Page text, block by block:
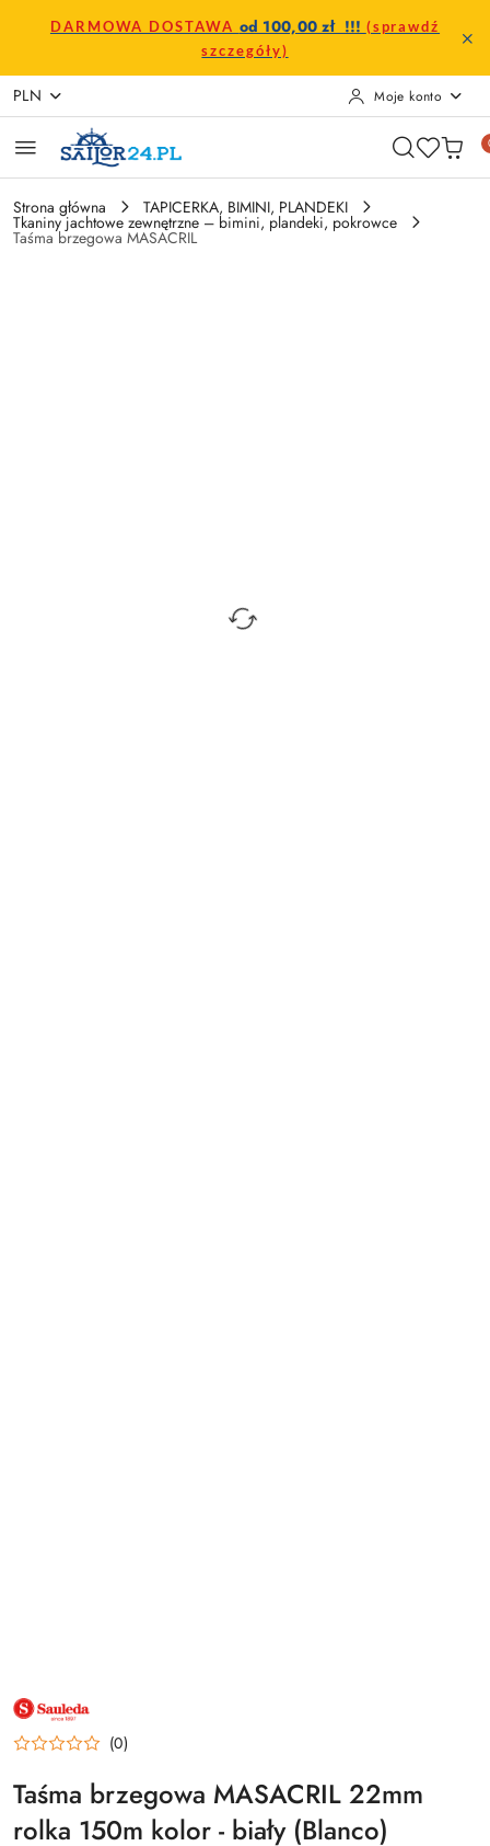
Przejdź do treści głównej
Przejdź do wyszukiwarki
Przejdź do moje konto
Przejdź do menu głównego
Przejdź do opisu produktu
Przejdź do stopki
DARMOWA DOSTAWA od 100,00 zł !!! (sprawdź
szczegóły)
PLN Moje konto
Strona główna TAPICERKA, BIMINI, PLANDEKI
Tkaniny jachtowe zewnętrzne – bimini, plandeki, pokrowce
Taśma brzegowa MASACRIL
NAZWA
PRODUCENTA:
SAULEDA (0)
Taśma brzegowa MASACRIL 22mm
rolka 150m kolor - biały (Blanco)